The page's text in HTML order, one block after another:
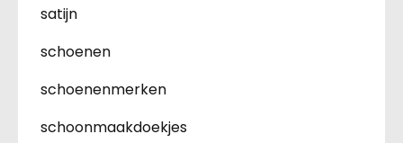
satijn
schoenen
schoenenmerken
schoonmaakdoekjes